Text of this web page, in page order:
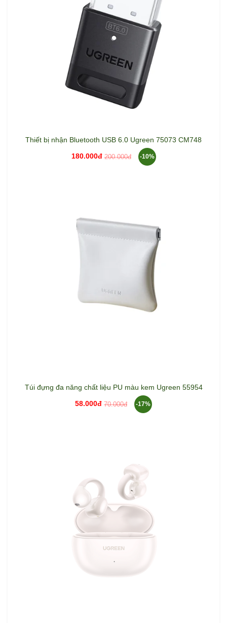
Thiết bị nhận Bluetooth USB 6.0 Ugreen 75073 CM748
180.000đ 200.000đ -10%
Túi đựng đa năng chất liệu PU màu kem Ugreen 55954
58.000đ 70.000đ -17%